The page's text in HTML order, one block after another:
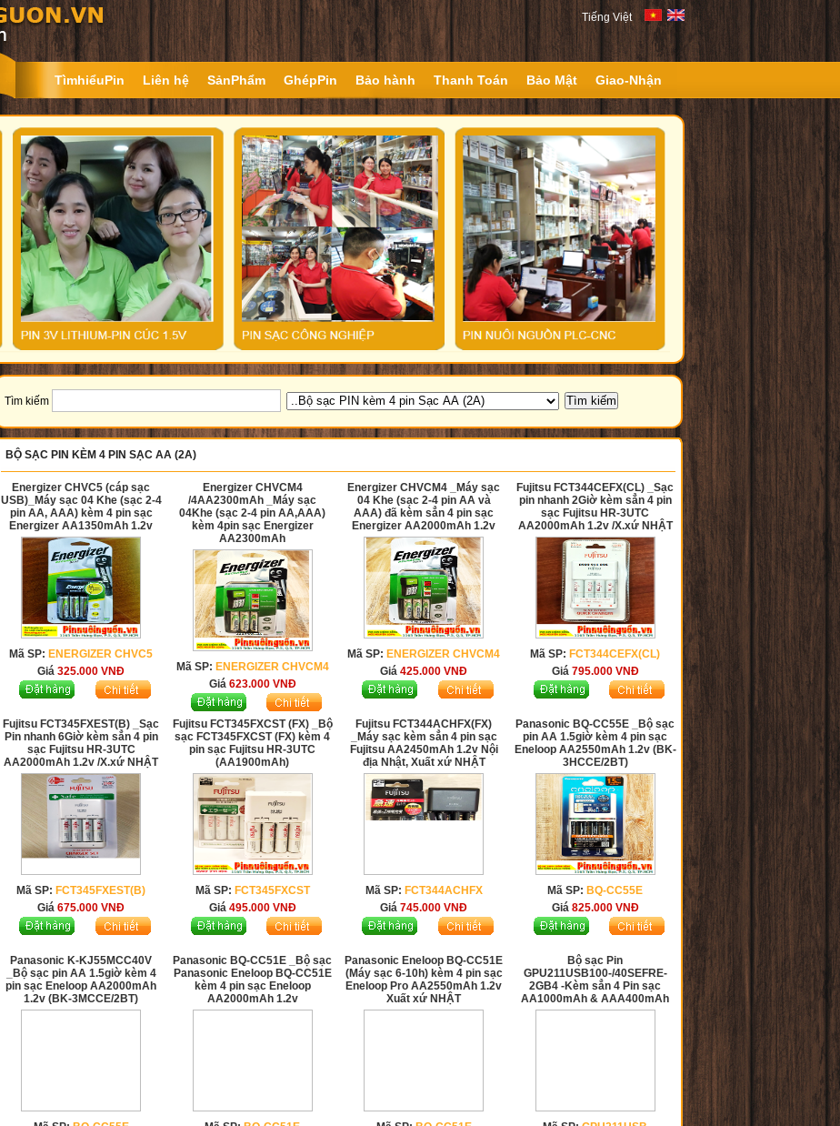
Tiếng Việt
TìmhiểuPin Liên hệ SảnPhẩm GhépPin Bảo hành Thanh Toán Bảo Mật Giao-Nhận
Tìm kiếm
BỘ SẠC PIN KÈM 4 PIN SẠC AA (2A)
Energizer CHVC5 (cáp sạc
USB)_Máy sạc 04 Khe (sạc 2-4
pin AA, AAA) kèm 4 pin sạc
Energizer AA1350mAh 1.2v
Mã SP: ENERGIZER CHVC5
Giá325.000VNĐ
Energizer CHVCM4
/4AA2300mAh _Máy sạc
04Khe (sạc 2-4 pin AA,AAA)
kèm 4pin sạc Energizer
AA2300mAh
Mã SP: ENERGIZER CHVCM4
Giá 623.000 VNĐ
Energizer CHVCM4 _Máy sạc
04 Khe (sạc 2-4 pin AA và
AAA) đã kèm sẳn 4 pin sạc
Energizer AA2000mAh 1.2v
Mã SP: ENERGIZER CHVCM4
Giá425.000VNĐ
Fujitsu FCT344CEFX(CL) _Sạc
pin nhanh 2Giờ kèm sẳn 4 pin
sạc Fujitsu HR-3UTC
AA2000mAh 1.2v /X.xứ NHẬT
Mã SP: FCT344CEFX(CL)
Giá 795.000 VNĐ
Fujitsu FCT345FXEST(B) _Sạc
Pin nhanh 6Giờ kèm sẳn 4 pin
sạc Fujitsu HR-3UTC
AA2000mAh 1.2v /X.xứ NHẬT
Mã SP: FCT345FXEST(B)
Giá675.000VNĐ
Fujitsu FCT345FXCST (FX) _Bộ
sạc FCT345FXCST (FX) kèm 4
pin sạc Fujitsu HR-3UTC
(AA1900mAh)
Mã SP: FCT345FXCST
Giá 495.000 VNĐ
Fujitsu FCT344ACHFX(FX)
_Máy sạc kèm sẳn 4 pin sạc
Fujitsu AA2450mAh 1.2v Nội
địa Nhật, Xuất xứ NHẬT
Mã SP: FCT344ACHFX
Giá745.000VNĐ
Panasonic BQ-CC55E _Bộ sạc
pin AA 1.5giờ kèm 4 pin sạc
Eneloop AA2550mAh 1.2v (BK-
3HCCE/2BT)
Mã SP: BQ-CC55E
Giá 825.000 VNĐ
Panasonic K-KJ55MCC40V
_Bộ sạc pin AA 1.5giờ kèm 4
pin sạc Eneloop AA2000mAh
1.2v (BK-3MCCE/2BT)
Panasonic BQ-CC51E _Bộ sạc
Panasonic Eneloop BQ-CC51E
kèm 4 pin sạc Eneloop
AA2000mAh 1.2v
Panasonic Eneloop BQ-CC51E
(Máy sạc 6-10h) kèm 4 pin sạc
Eneloop Pro AA2550mAh 1.2v
Xuất xứ NHẬT
Bộ sạc Pin
GPU211USB100-/40SEFRE-
2GB4 -Kèm sẳn 4 Pin sạc
AA1000mAh & AAA400mAh